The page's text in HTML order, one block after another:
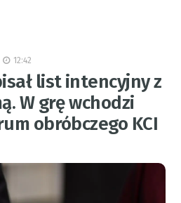
12:42
list intencyjny z
W grę wchodzi
obróbczego KCI